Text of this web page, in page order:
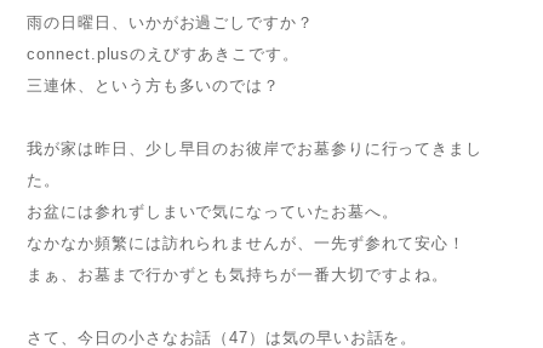
雨の日曜日、いかがお過ごしですか？
connect.plusのえびすあきこです。
三連休、という方も多いのでは？
我が家は昨日、少し早目のお彼岸でお墓参りに行ってきまし
た。
お盆には参れずしまいで気になっていたお墓へ。
なかなか頻繁には訪れられませんが、一先ず参れて安心！
まぁ、お墓まで行かずとも気持ちが一番大切ですよね。
さて、今日の小さなお話（47）は気の早いお話を。